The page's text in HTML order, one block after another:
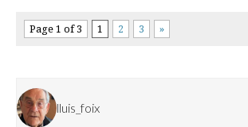
Page 1 of 3 1 2 3 »
lluis_foix